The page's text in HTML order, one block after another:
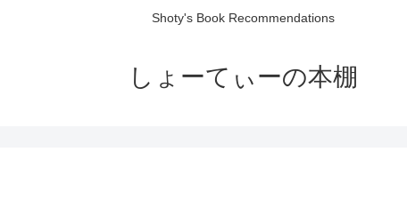
Shoty's Book Recommendations
しょーてぃーの本棚